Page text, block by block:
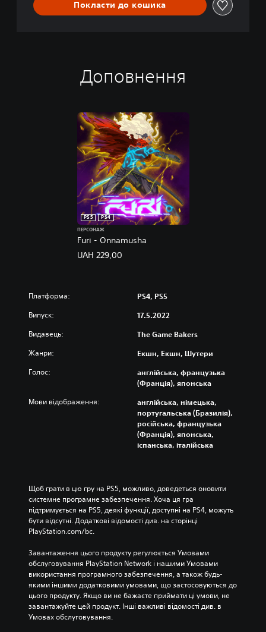
Покласти до кошика
Доповнення
Furi - Onnamusha
PS5
PS4
ПЕРСОНАЖ
UAH 229,00
Платформа: PS4, PS5
Випуск: 17.5.2022
Видавець: The Game Bakers
Жанри: Екшн, Екшн, Шутери
Голос:
англійська, французька
(Франція), японська
Мови відображення:
англійська, німецька,
португальська (Бразилія),
російська, французька
(Франція), японська,
іспанська, італійська
Щоб грати в цю гру на PS5, можливо, доведеться оновити
системне програмне забезпечення. Хоча ця гра
підтримується на PS5, деякі функції, доступні на PS4, можуть
бути відсутні. Додаткові відомості див. на сторінці
PlayStation.com/bc.
Завантаження цього продукту регулюється Умовами
обслуговування PlayStation Network і нашими Умовами
використання програмного забезпечення, а також будь-
якими іншими додатковими умовами, що застосовуються до
цього продукту. Якщо ви не бажаєте приймати ці умови, не
завантажуйте цей продукт. Інші важливі відомості див. в
Умовах обслуговування.